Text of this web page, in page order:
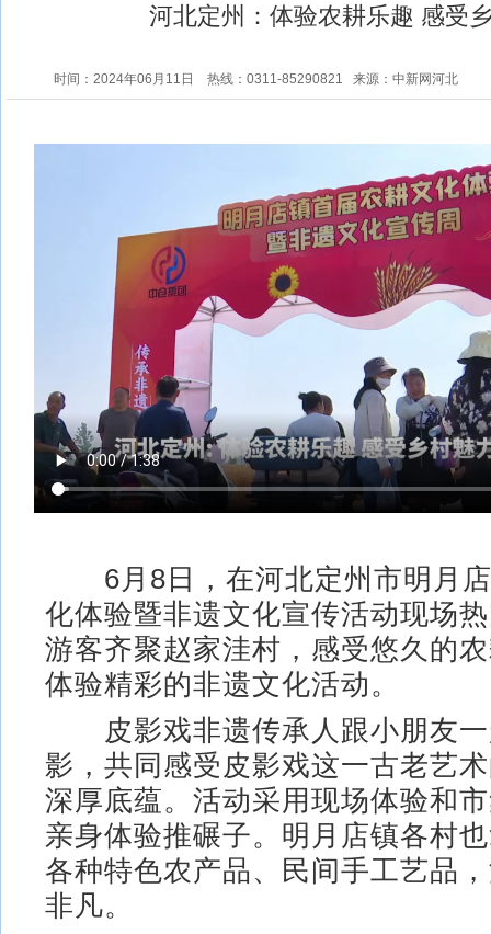
河北定州：体验农耕乐趣 感受
时间：2024年06月11日 热线：0311-85290821 来源：中新网河北
6月8日，在河北定州市明月店
化体验暨非遗文化宣传活动现场
游客齐聚赵家洼村，感受悠久的
体验精彩的非遗文化活动。
皮影戏非遗传承人跟小朋友一
影，共同感受皮影戏这一古老艺
深厚底蕴。活动采用现场体验和
亲身体验推碾子。明月店镇各村
各种特色农产品、民间手工艺品
非凡。